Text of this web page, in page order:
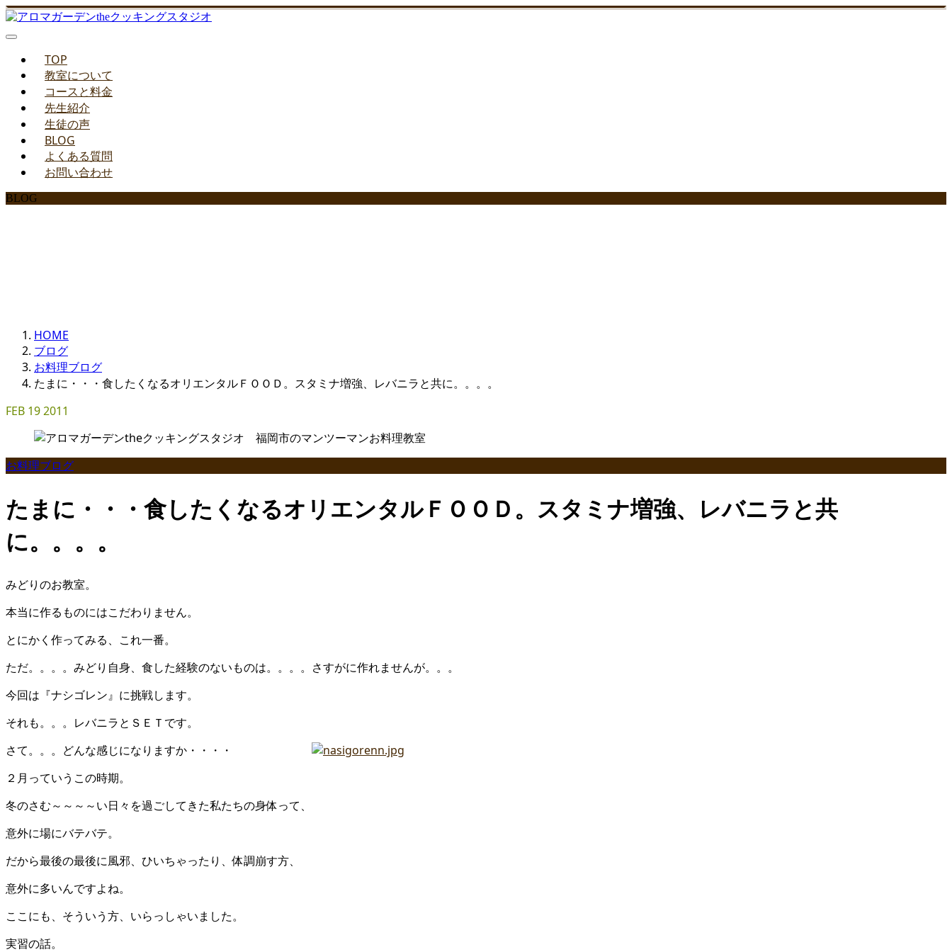
TOP
教室について
コースと料金
先生紹介
生徒の声
BLOG
よくある質問
お問い合わせ
BLOG
HOME
ブログ
お料理ブログ
たまに・・・食したくなるオリエンタルＦＯＯＤ。スタミナ増強、レバニラと共に。。。。
FEB 192011
お料理ブログ
たまに・・・食したくなるオリエンタルＦＯＯＤ。スタミナ増強、レバニラと共
に。。。。
みどりのお教室。
本当に作るものにはこだわりません。
とにかく作ってみる、これ一番。
ただ。。。。みどり自身、食した経験のないものは。。。。さすがに作れませんが。。。
今回は『ナシゴレン』に挑戦します。
それも。。。レバニラとＳＥＴです。
さて。。。どんな感じになりますか・・・・
２月っていうこの時期。
冬のさむ～～～～い日々を過ごしてきた私たちの身体って、
意外に場にバテバテ。
だから最後の最後に風邪、ひいちゃったり、体調崩す方、
意外に多いんですよね。
ここにも、そういう方、いらっしゃいました。
実習の話。